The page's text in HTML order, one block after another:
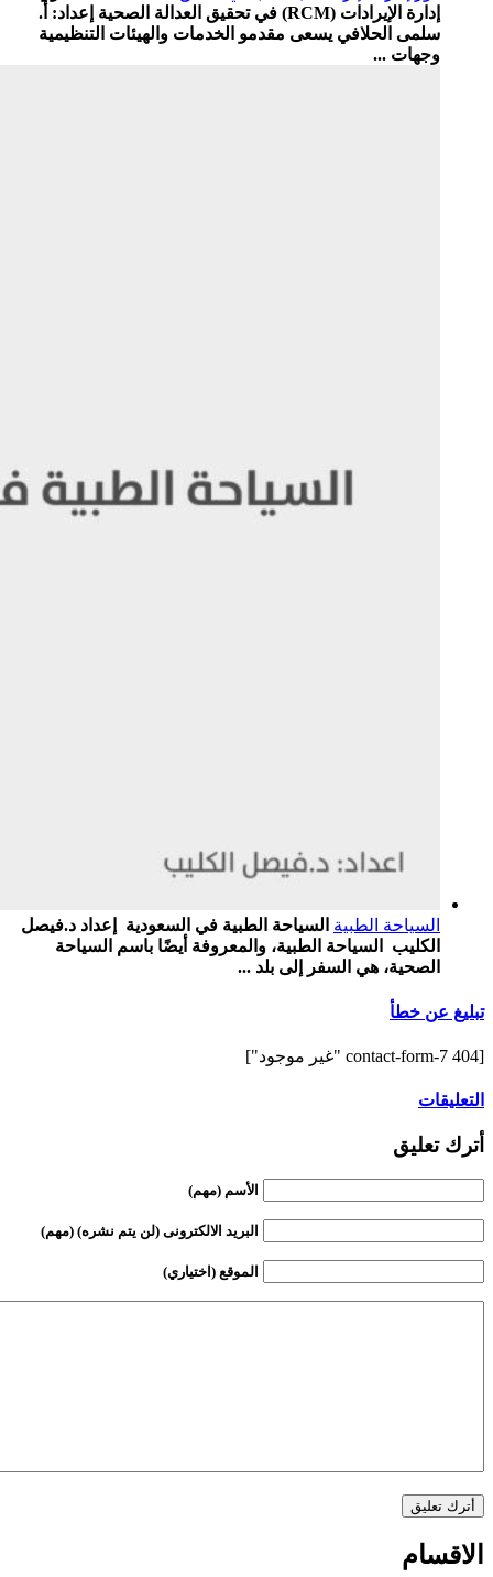
إدارة الإيرادات (RCM) في تحقيق العدالة الصحية إعداد: أ.
سلمى الحلافي يسعى مقدمو الخدمات والهيئات التنظيمية
وجهات ...
السياحة الطبية السياحة الطبية في السعودية إعداد د.فيصل
الكليب السياحة الطبية، والمعروفة أيضًا باسم السياحة
الصحية، هي السفر إلى بلد ...
تبليغ عن خطأ
[contact-form-7 404 "غير موجود"]
التعليقات
أترك تعليق
الأسم (مهم)
البريد الالكترونى (لن يتم نشره) (مهم)
الموقع (اختياري)
الاقسام